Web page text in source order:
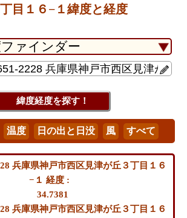
目１６−１緯度と経度
兵庫県神戸市西区見津が丘３丁目１６
−１ 経度 :
34.7381
兵庫県神戸市西区見津が丘３丁目１６